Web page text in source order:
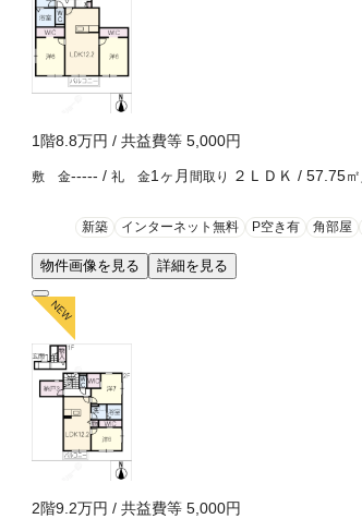
1階8.8万円 / 共益費等 5,000円
敷 金----- / 礼 金1ヶ月 間取り ２ＬＤＫ / 57.75㎡
新築 インターネット無料 P空き有 角部屋
物件画像を見る 詳細を見る
2階9.2万円 / 共益費等 5,000円